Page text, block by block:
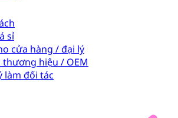
sỉ
cửa hàng / đại lý
thương hiệu / OEM
làm đối tác